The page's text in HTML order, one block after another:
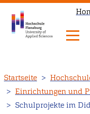
zum
Inhalt
Startseite
Einrichtungen und
Schulprojekte im